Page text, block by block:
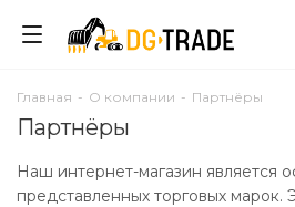
Главная - О компании - Партнёры
Партнёры
Наш интернет-магазин является
представленных торговых марок.